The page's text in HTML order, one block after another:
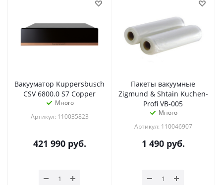
Вакууматор Kuppersbusch
CSV 6800.0 S7 Copper
Много
Артикул: 110035823
421 990руб.
Пакеты вакуумные
Zigmund & Shtain Kuchen-
Profi VB‑005
Много
Артикул: 110046907
1 490руб.